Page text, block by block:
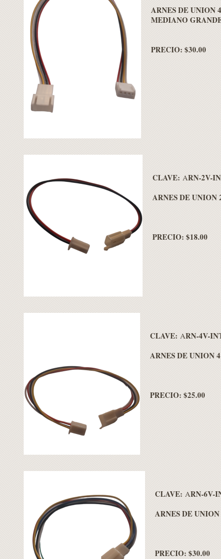
ARNES DE UNION
MEDIANO
PRECIO: $30.00
CLAVE: ARN-2V-
ARNES DE
PRECIO: $18.00
CLAVE: ARN-4V-
ARNES DE UNION
PRECIO: $25.00
CLAVE: ARN-6V-
ARNES DE
PRECIO: $30.00